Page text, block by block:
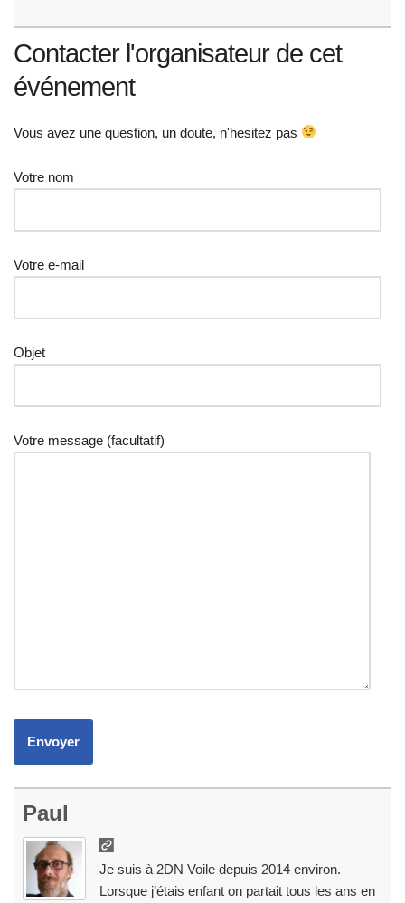
Contacter l'organisateur de cet
événement
Vous avez une question, un doute, n'hesitez pas
Votre nom
Votre e-mail
Objet
Votre message (facultatif)
Paul
Je suis à 2DN Voile depuis 2014 environ.
Lorsque j’étais enfant on partait tous les ans en